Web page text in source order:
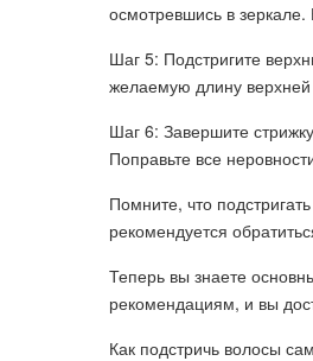
осмотревшись в
Шаг 5: Подстригите
желаемую длину верхней
Шаг 6: Завершите
Поправьте все
Помните, что
рекомендуется
Теперь вы знаете
рекомендациям, и вы
Как подстричь волосы